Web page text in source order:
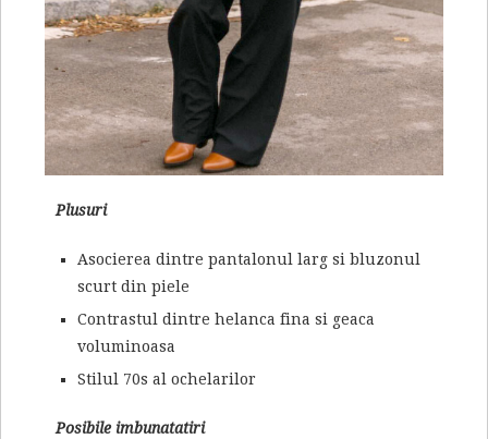
Plusuri
Asocierea dintre pantalonul larg si bluzonul
scurt din piele
Contrastul dintre helanca fina si geaca
voluminoasa
Stilul 70s al ochelarilor
Posibile imbunatatiri